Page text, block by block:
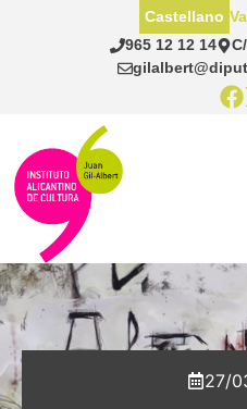
965 12 12 14
Castellano
27/